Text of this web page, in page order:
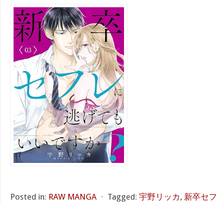
Posted in: RAW MANGA ⋅ Tagged: 宇野リッカ, 新卒セ